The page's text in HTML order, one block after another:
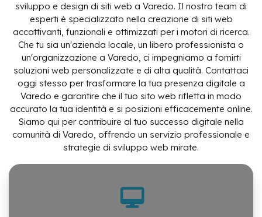
sviluppo e design di siti web a Varedo. Il nostro team di
esperti è specializzato nella creazione di siti web
accattivanti, funzionali e ottimizzati per i motori di ricerca.
Che tu sia un'azienda locale, un libero professionista o
un'organizzazione a Varedo, ci impegniamo a fornirti
soluzioni web personalizzate e di alta qualità. Contattaci
oggi stesso per trasformare la tua presenza digitale a
Varedo e garantire che il tuo sito web rifletta in modo
accurato la tua identità e si posizioni efficacemente online.
Siamo qui per contribuire al tuo successo digitale nella
comunità di Varedo, offrendo un servizio professionale e
strategie di sviluppo web mirate.